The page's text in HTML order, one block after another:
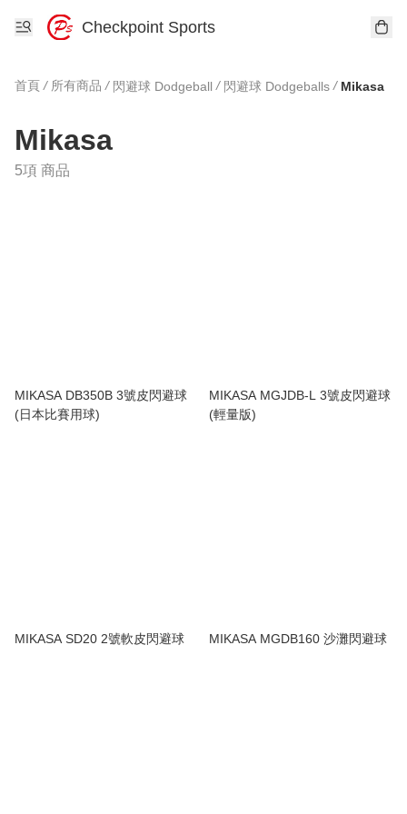
Checkpoint Sports
首頁 / 所有商品 / 閃避球 Dodgeball / 閃避球 Dodgeballs / Mikasa
Mikasa
5項 商品
MIKASA DB350B 3號皮閃避球
(日本比賽用球)
MIKASA MGJDB-L 3號皮閃避球
(輕量版)
MIKASA SD20 2號軟皮閃避球 MIKASA MGDB160 沙灘閃避球